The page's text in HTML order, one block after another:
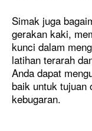
Simak juga
gerakan kaki,
kunci dalam
latihan terarah
Anda dapat
baik untuk tujuan
kebugaran.